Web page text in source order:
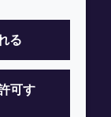
ーポリシー
リティ
リシー
る
可す